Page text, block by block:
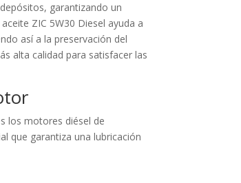
garantizando un
ZIC 5W30 Diesel ayuda a
así a la preservación del
alta calidad para satisfacer las
los motores diésel de
que garantiza una lubricación